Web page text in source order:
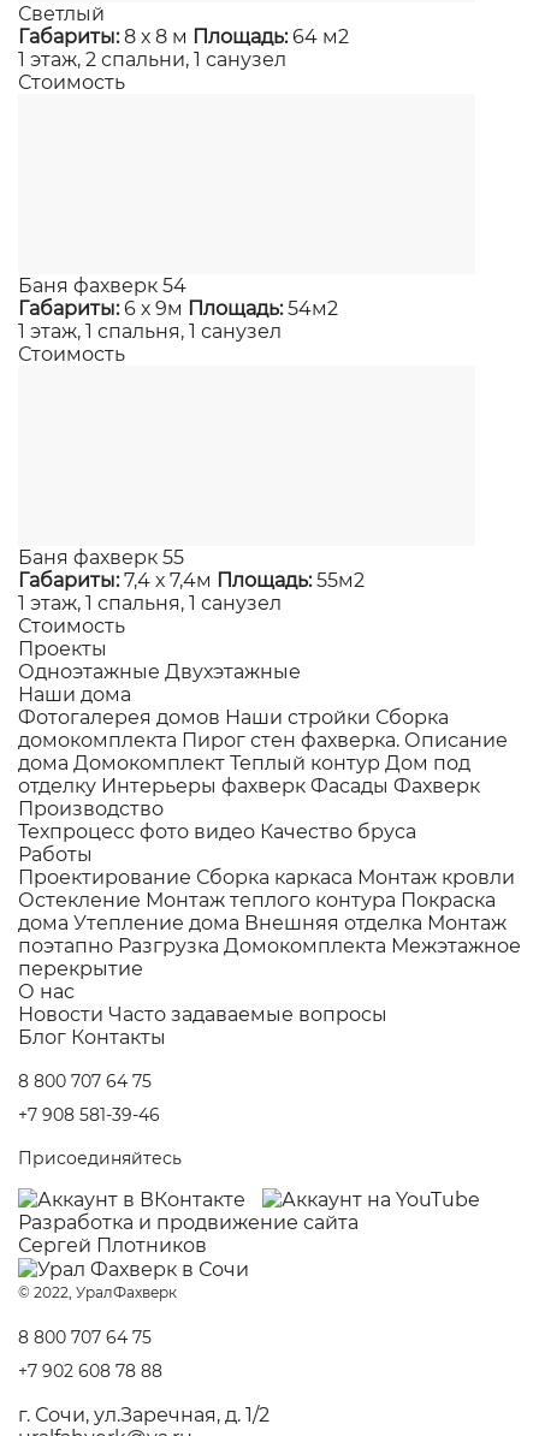
Светлый
Габариты:8 х 8 м Площадь:64 м2
1 этаж, 2 спальни, 1 санузел
Стоимость
Баня фахверк 54
Габариты:6 х 9м Площадь:54м2
1 этаж, 1 спальня, 1 санузел
Стоимость
Баня фахверк 55
Габариты:7,4 х 7,4м Площадь:55м2
1 этаж, 1 спальня, 1 санузел
Стоимость
Проекты
Одноэтажные Двухэтажные
Наши дома
Фотогалерея домов Наши стройки Сборка
домокомплекта Пирог стен фахверка. Описание
дома Домокомплект Теплый контур Дом под
отделку Интерьеры фахверк Фасады Фахверк
Производство
Техпроцесс фото видео Качество бруса
Работы
Проектирование Сборка каркаса Монтаж кровли
Остекление Монтаж теплого контура Покраска
дома Утепление дома Внешняя отделка Монтаж
поэтапно Разгрузка Домокомплекта Межэтажное
перекрытие
О нас
Новости Часто задаваемые вопросы
Блог Контакты
8 800 707 64 75
+7 908 581-39-46
Присоединяйтесь
Разработка и продвижение сайта
Сергей Плотников
© 2022, УралФахверк
8 800 707 64 75
+7 902 608 78 88
г. Сочи, ул.Заречная, д. 1/2